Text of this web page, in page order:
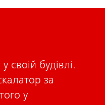
своій будівлі.
за
у